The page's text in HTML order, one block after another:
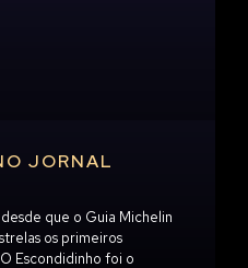
JORNAL
desde que o Guia Michelin
os primeiros
Escondidinho foi o